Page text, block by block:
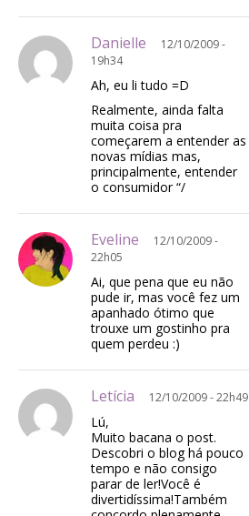
Danielle
12/10/2009 -
19h34
Ah, eu li tudo =D
Realmente, ainda falta
muita coisa pra
começarem a entender as
novas mídias mas,
principalmente, entender
o consumidor “/
Eveline
12/10/2009 -
22h05
Ai, que pena que eu não
pude ir, mas você fez um
apanhado ótimo que
trouxe um gostinho pra
quem perdeu :)
Letícia 12/10/2009 - 22h49
Lú,
Muito bacana o post.
Descobri o blog há pouco
tempo e não consigo
parar de ler!Você é
divertidíssima!Também